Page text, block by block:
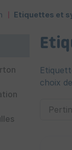
Etiquettes et
choix